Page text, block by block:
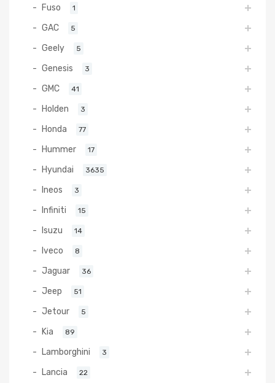
Fuso 1
GAC 5
Geely 5
Genesis 3
GMC 41
Holden 3
Honda 77
Hummer 17
Hyundai 3635
Ineos 3
Infiniti 15
Isuzu 14
Iveco 8
Jaguar 36
Jeep 51
Jetour 5
Kia 89
Lamborghini 3
Lancia 22